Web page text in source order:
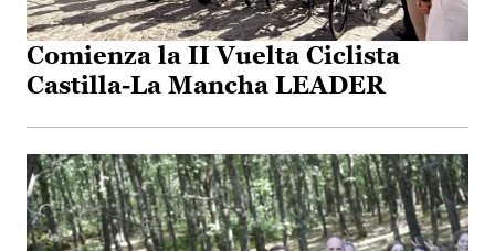
Comienza la II Vuelta Ciclista
Castilla-La Mancha LEADER